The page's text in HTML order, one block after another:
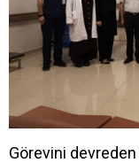
Görevini devreden